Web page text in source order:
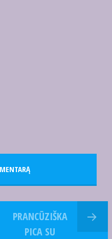
PRANCŪZIŠKA
PICA SU